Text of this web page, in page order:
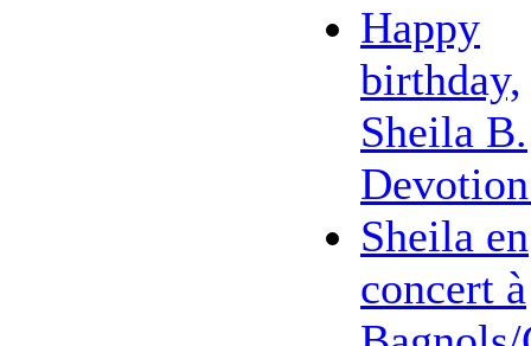
Happy
birthday,
Sheila B.
Sheila en
concert à